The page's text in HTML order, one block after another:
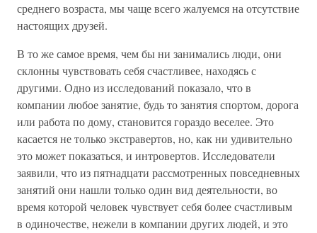
среднего возраста, мы чаще всего жалуемся на отсутствие
настоящих друзей.
В то же самое время, чем бы ни занимались люди, они
склонны чувствовать себя счастливее, находясь с
другими. Одно из исследований показало, что в
компании любое занятие, будь то занятия спортом, дорога
или работа по дому, становится гораздо веселее. Это
касается не только экстравертов, но, как ни удивительно
это может показаться, и интровертов. Исследователи
заявили, что из пятнадцати рассмотренных повседневных
занятий они нашли только один вид деятельности, во
время которой человек чувствует себя более счастливым
в одиночестве, нежели в компании других людей, и это